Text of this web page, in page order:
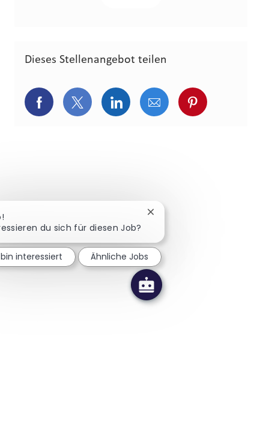
Dieses Stellenangebot teilen
Über Facebook teilen
Über Twitter teilen
Über LinkedIn teilen
Über E-Mail teilen
Über
du sich für diesen Job?
Chatbot-Benachrichtigung
interessiert Ähnliche Jobs